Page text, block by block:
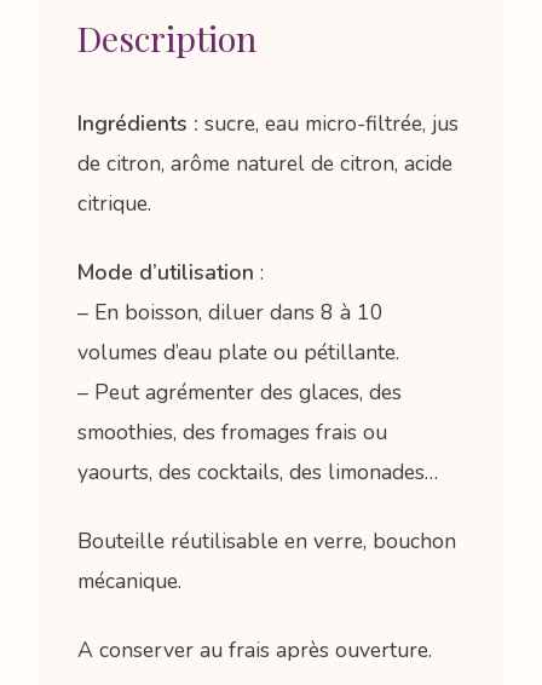
Description
Ingrédients : sucre, eau micro-filtrée, jus
de citron, arôme naturel de citron, acide
citrique.
Mode d’utilisation :
– En boisson, diluer dans 8 à 10
volumes d’eau plate ou pétillante.
– Peut agrémenter des glaces, des
smoothies, des fromages frais ou
yaourts, des cocktails, des limonades…
Bouteille réutilisable en verre, bouchon
mécanique.
A conserver au frais après ouverture.